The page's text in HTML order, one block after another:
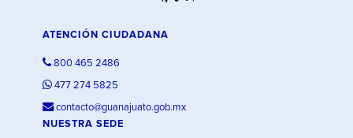
ATENCIÓN CIUDADANA
800 465 2486
477 274 5825
contacto@guanajuato.gob.mx
NUESTRA SEDE